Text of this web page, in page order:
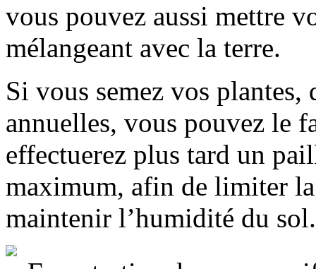
vous pouvez aussi mettre
mélangeant avec la terre.
Si vous semez vos plantes,
annuelles, vous pouvez le
effectuerez plus tard un
maximum, afin de limiter la
maintenir l’humidité du sol.